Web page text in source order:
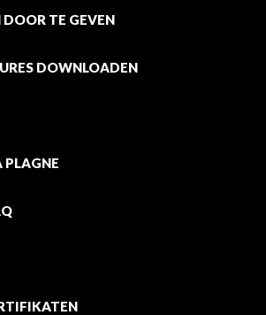
DOOR TE GEVEN
DOWNLOADEN
PLAGNE